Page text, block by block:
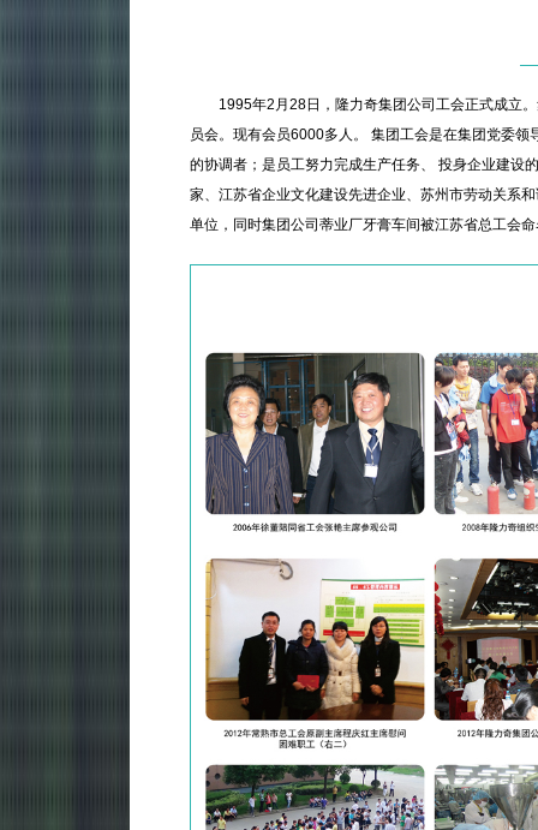
1995年2月28日，隆力奇集团公司工会正式成立
员会。现有会员6000多人。 集团工会是在集团党委
的协调者；是员工努力完成生产任务、 投身企业建设
家、江苏省企业文化建设先进企业、苏州市劳动关系
单位，同时集团公司蒂业厂牙膏车间被江苏省总工会